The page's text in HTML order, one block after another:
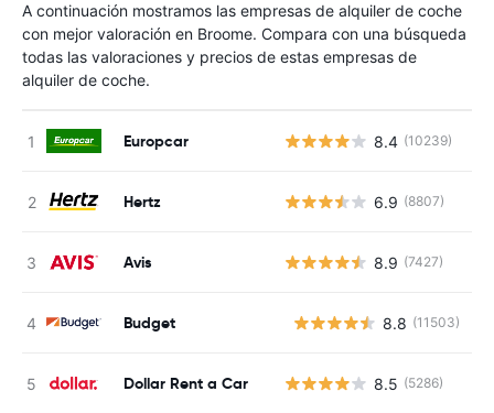
A continuación mostramos las empresas de alquiler de coche
con mejor valoración en Broome. Compara con una búsqueda
todas las valoraciones y precios de estas empresas de
alquiler de coche.
Europcar 8.4 (10239)
Hertz 6.9 (8807)
Avis 8.9 (7427)
Budget 8.8 (11503)
Dollar Rent a Car 8.5 (5286)